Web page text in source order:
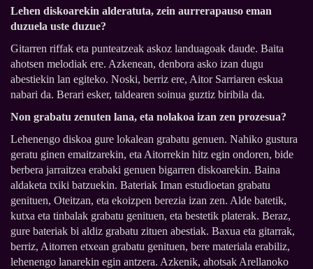
Lehen diskoarekin alderatuta, zein aurrerapauso eman
duzuela uste duzue?
Gitarren riffak eta punteatzeak askoz landuagoak daude. Baita
ahotsen melodiak ere. Azkenean, denbora asko izan dugu
abestiekin lan egiteko. Noski, berriz ere, Aitor Sarriaren eskua
nabari da. Berari esker, taldearen soinua guztiz biribila da.
Non grabatu zenuten lana, eta nolakoa izan zen prozesua?
Lehenengo diskoa gure lokalean grabatu genuen. Nahiko gustura
geratu ginen emaitzarekin, eta Aitorrekin hitz egin ondoren, bide
berbera jarraitzea erabaki genuen bigarren diskoarekin. Baina
aldaketa txiki batzuekin. Bateriak Iman estudioetan grabatu
genituen, Oteitzan, eta ekoizpen berezia izan zen. Alde batetik,
kutxa eta tinbalak grabatu genituen, eta bestetik platerak. Beraz,
gure bateriak bi aldiz grabatu zituen abestiak. Baxua eta gitarrak,
berriz, Aitorren etxean grabatu genituen, bere materiala erabiliz,
lehenengo lanarekin egin antzera. Azkenik, ahotsak Arellanoko